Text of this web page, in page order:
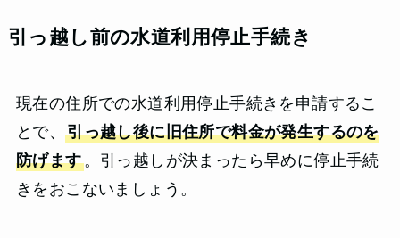
引っ越し前の水道利用停止手続き
現在の住所での水道利用停止手続きを申請するこ
とで、引っ越し後に旧住所で料金が発生するのを
防げます。引っ越しが決まったら早めに停止手続
きをおこないましょう。